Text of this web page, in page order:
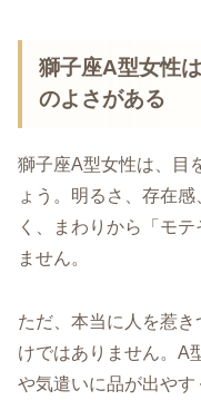
獅子座A型女性
のよさがある
獅子座A型女性は、目
ょう。明るさ、存在
く、まわりから「モ
ません。
ただ、本当に人を惹
けではありません。A
や気遣いに品が出やす